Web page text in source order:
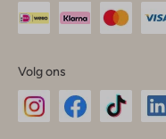
Volg ons